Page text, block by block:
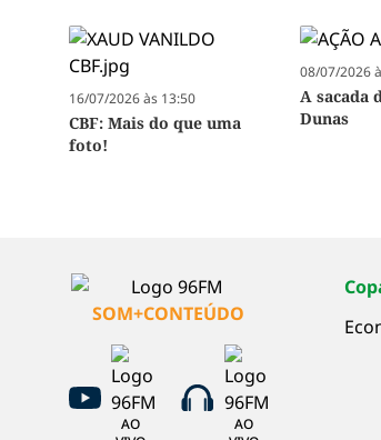
16/07/2026 às 13:50
CBF: Mais do que uma
foto!
08/07/2026
A sacada
Dunas
SOM+CONTEÚDO
AO
AO